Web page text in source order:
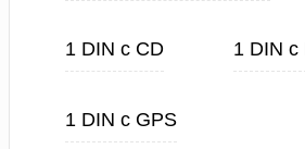
1 DIN с CD 1 DIN с
1 DIN с GPS